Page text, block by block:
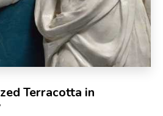
Terracotta in